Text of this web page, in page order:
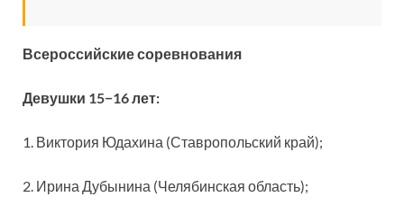
Всероссийские соревнования
Девушки 15−16 лет:
1. Виктория Юдахина (Ставропольский край);
2. Ирина Дубынина (Челябинская область);